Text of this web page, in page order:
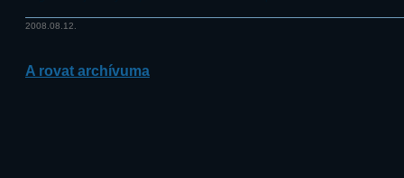
2008.08.12.
A rovat archívuma